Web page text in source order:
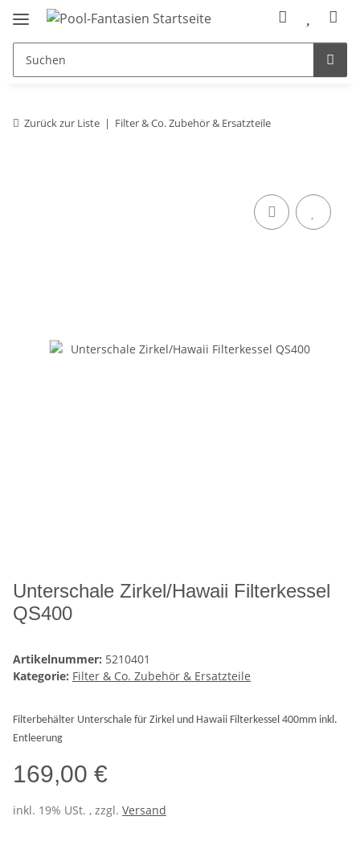
Zurück zur Liste Filter & Co. Zubehör & Ersatzteile
Unterschale Zirkel/Hawaii Filterkessel
QS400
Artikelnummer: 5210401
Kategorie: Filter & Co. Zubehör & Ersatzteile
Filterbehälter Unterschale für Zirkel und Hawaii Filterkessel 400mm inkl.
Entleerung
169,00 €
inkl. 19% USt. , zzgl. Versand